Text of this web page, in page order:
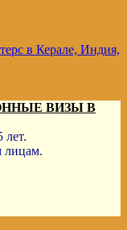
в Керале, Индия,
ВИЗЫ В
лет.
лицам.